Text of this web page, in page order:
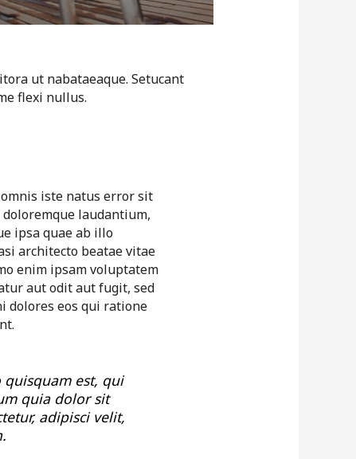
ut nabataeaque. Setucant
flexi nullus.
iste natus error sit
laudantium,
ipsa quae ab illo
architecto beatae vitae
enim ipsam voluptatem
aut odit aut fugit, sed
dolores eos qui ratione
est, qui
quia dolor sit
adipisci velit,